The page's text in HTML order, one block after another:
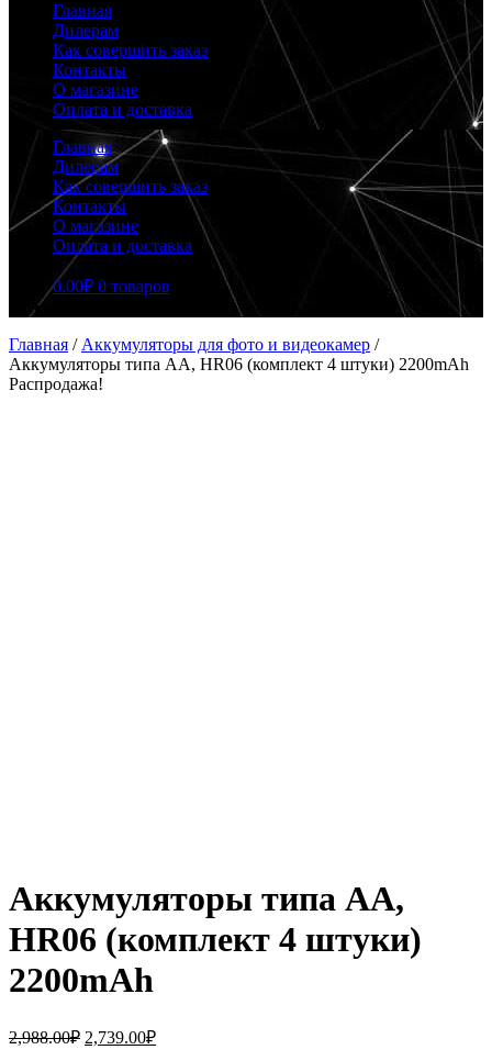
Главная
Дилерам
Как совершить заказ
Контакты
О магазине
Оплата и доставка
Главная
Дилерам
Как совершить заказ
Контакты
О магазине
Оплата и доставка
0.00₽ 0 товаров
Главная / Аккумуляторы для фото и видеокамер /
Аккумуляторы типа AA, HR06 (комплект 4 штуки) 2200mAh
Распродажа!
Аккумуляторы типа AA,
HR06 (комплект 4 штуки)
2200mAh
2,988.00₽ Первоначальная
2,739.00₽Текущая